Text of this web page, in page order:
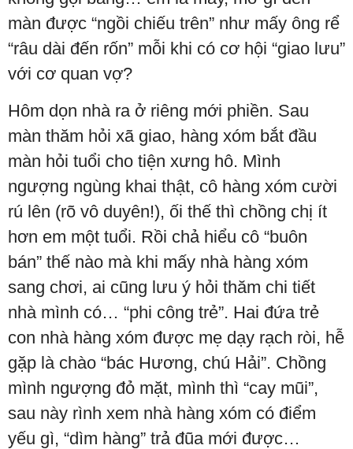
màn được “ngồi chiếu trên” như mấy ông rể
“râu dài đến rốn” mỗi khi có cơ hội “giao lưu”
với cơ quan vợ?
Hôm dọn nhà ra ở riêng mới phiền. Sau
màn thăm hỏi xã giao, hàng xóm bắt đầu
màn hỏi tuổi cho tiện xưng hô. Mình
ngượng ngùng khai thật, cô hàng xóm cười
rú lên (rõ vô duyên!), ối thế thì chồng chị ít
hơn em một tuổi. Rồi chả hiểu cô “buôn
bán” thế nào mà khi mấy nhà hàng xóm
sang chơi, ai cũng lưu ý hỏi thăm chi tiết
nhà mình có… “phi công trẻ”. Hai đứa trẻ
con nhà hàng xóm được mẹ dạy rạch ròi, hễ
gặp là chào “bác Hương, chú Hải”. Chồng
mình ngượng đỏ mặt, mình thì “cay mũi”,
sau này rình xem nhà hàng xóm có điểm
yếu gì, “dìm hàng” trả đũa mới được…